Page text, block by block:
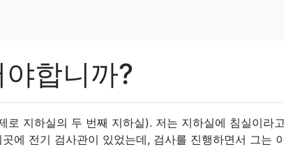
합니까?
로 지하실의 두 번째 지하실). 저는 지하실에 침실이라
에 전기 검사관이 있었는데, 검사를 진행하면서 그는